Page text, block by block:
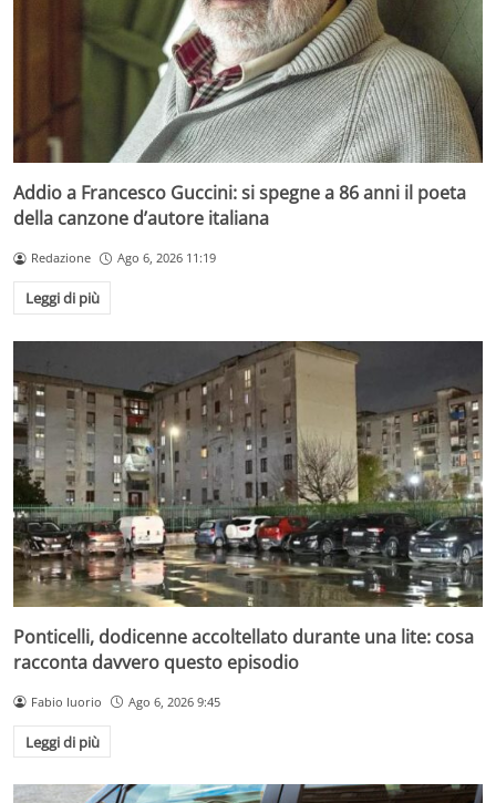
Addio a Francesco Guccini: si spegne a 86 anni il poeta
della canzone d’autore italiana
Redazione Ago 6, 2026 11:19
Leggi di più
Ponticelli, dodicenne accoltellato durante una lite: cosa
racconta davvero questo episodio
Fabio Iuorio Ago 6, 2026 9:45
Leggi di più